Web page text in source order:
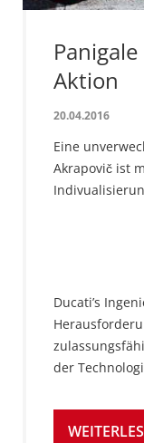
Aktion
20.04.2016
Eine
Akrapovič ist
Ducati’s
der